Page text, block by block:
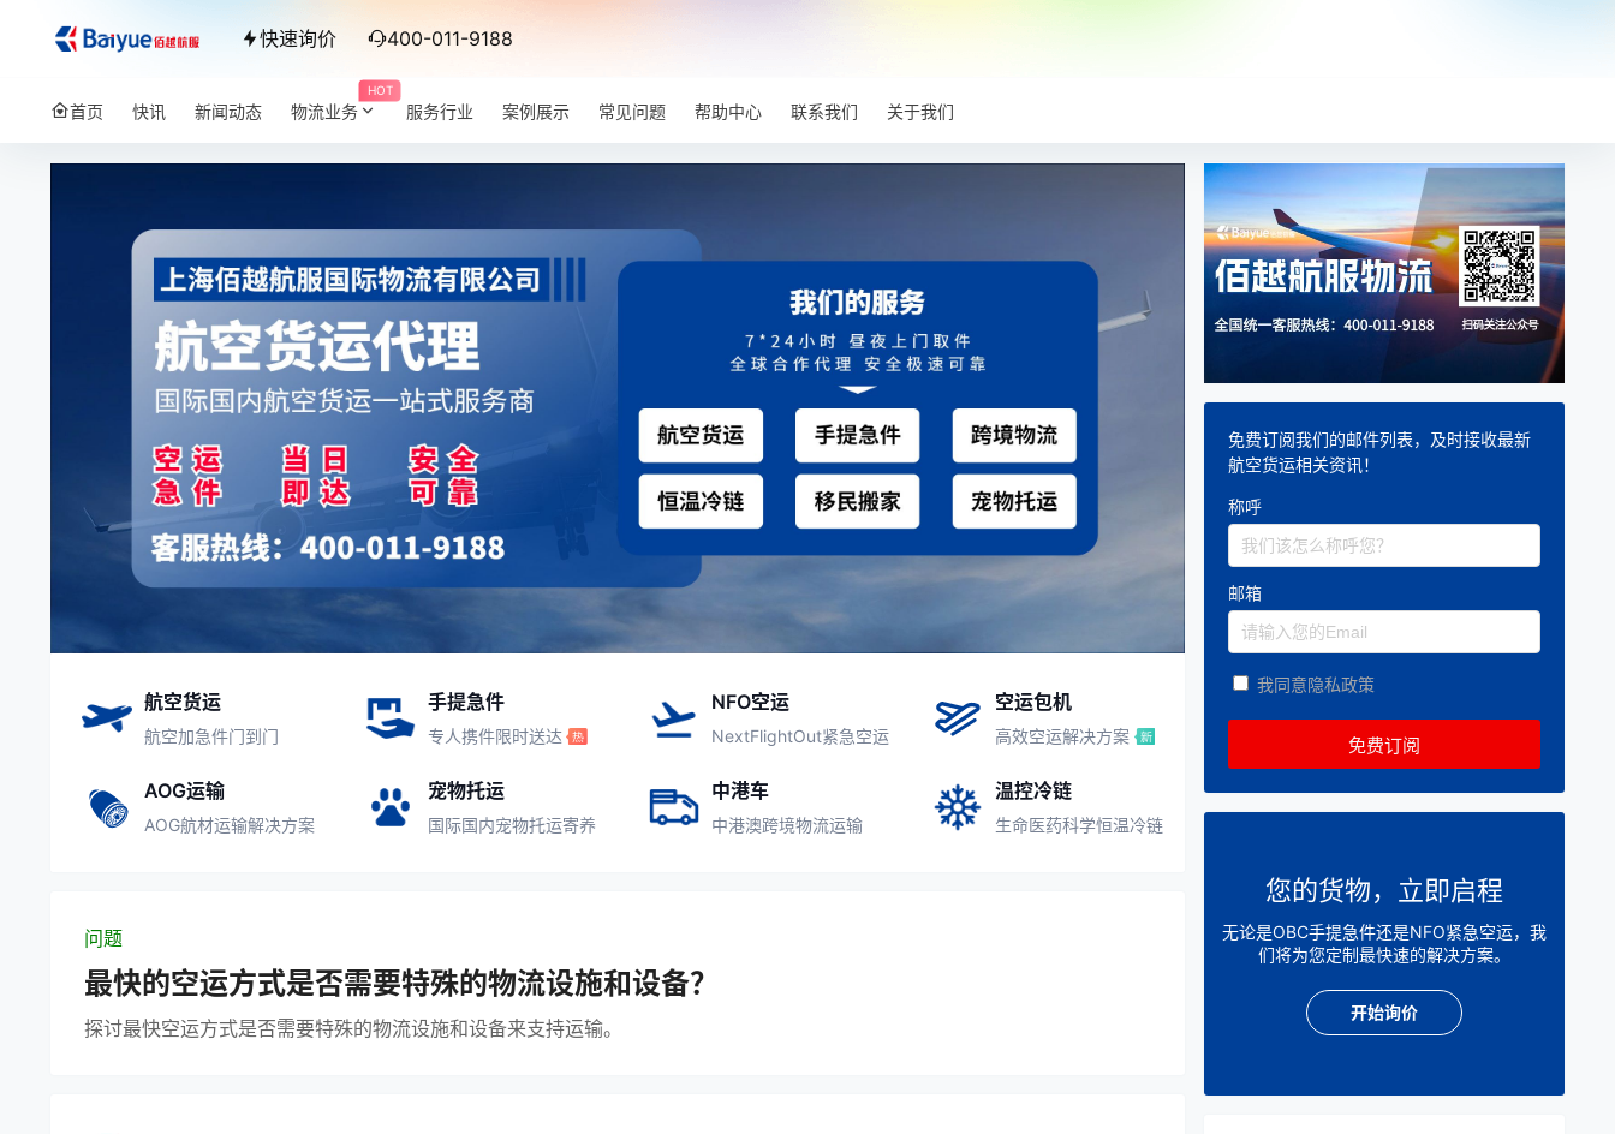
快速询价 400-011-9188
首页 快讯 新闻动态
HOT
物流业务 服务行业 案例展示 常见问题 帮助中心 联系我们 关于我们
航空货运
航空加急件门到门
手提急件
专人携件限时送达
NFO空运
NextFlightOut紧急空运
空运包机
高效空运解决方案
AOG运输
AOG航材运输解决方案
宠物托运
国际国内宠物托运寄养
中港车
中港澳跨境物流运输
温控冷链
生命医药科学恒温冷链
问题
最快的空运方式是否需要特殊的物流设施和设备？
探讨最快空运方式是否需要特殊的物流设施和设备来支持运输。
免费订阅我们的邮件列表，及时接收最新
航空货运相关资讯！
称呼
邮箱
我同意隐私政策
您的货物，立即启程
无论是OBC手提急件还是NFO紧急空运，我
们将为您定制最快速的解决方案。
开始询价